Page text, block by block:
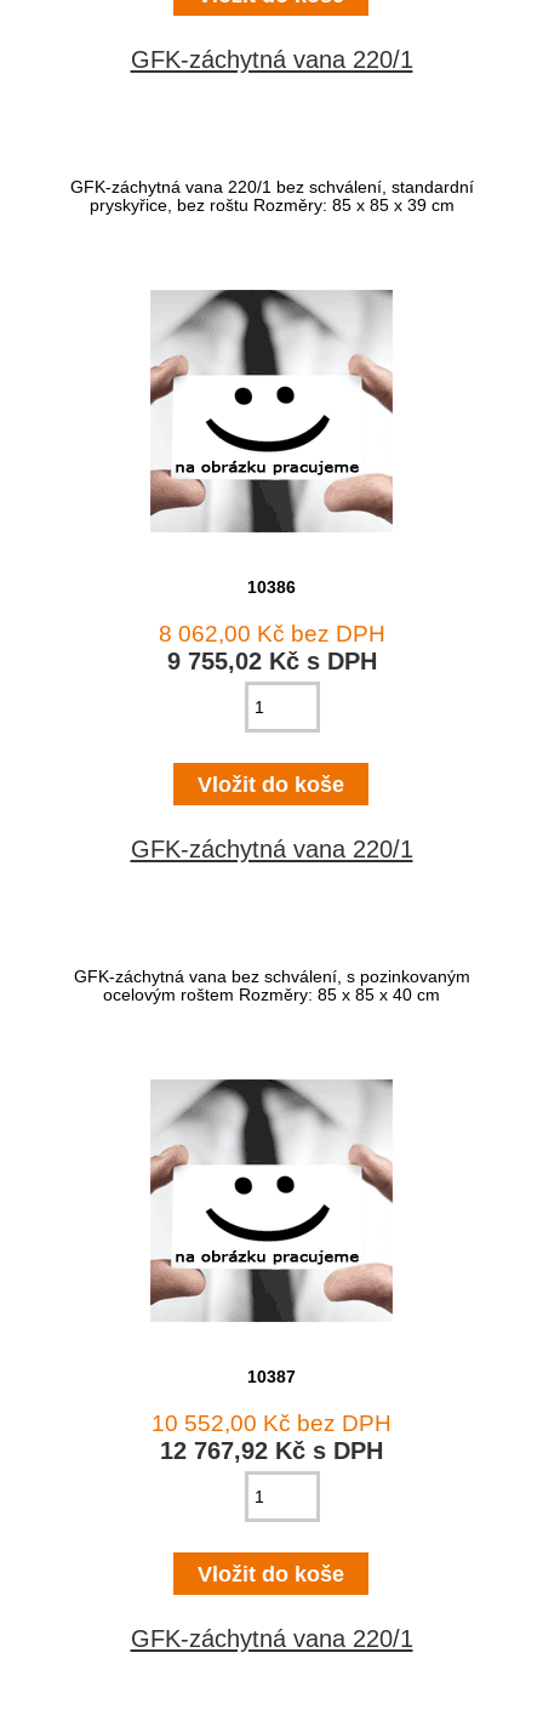
GFK-záchytná vana 220/1
GFK-záchytná vana 220/1 bez schválení, standardní
pryskyřice, bez roštu Rozměry: 85 x 85 x 39 cm
10386
8 062,00 Kč bez DPH
9 755,02 Kč s DPH
GFK-záchytná vana 220/1
GFK-záchytná vana bez schválení, s pozinkovaným
ocelovým roštem Rozměry: 85 x 85 x 40 cm
10387
10 552,00 Kč bez DPH
12 767,92 Kč s DPH
GFK-záchytná vana 220/1